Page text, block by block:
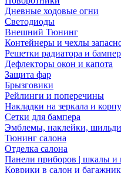
Дневные ходовые огни
Светодиоды
Внешний Тюнинг
Контейнеры и чехлы
Решетки радиатора и
Дефлекторы окон и капота
Защита фар
Брызговики
Рейлинги и поперечины
Накладки на зеркала и
Сетки для бампера
Эмблемы, наклейки,
Тюнинг салона
Отделка салона
Панели приборов | шкалы и
Коврики в салон и багажник